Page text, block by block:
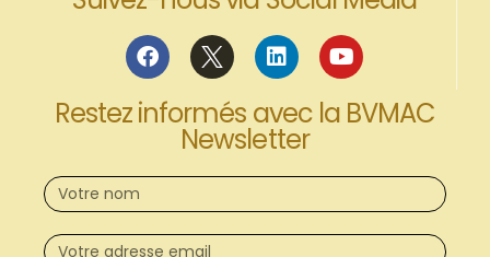
Restez informés avec la BVMAC
Newsletter